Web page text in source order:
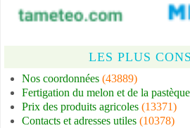
LES PLUS
Nos coordonnées (43889)
Fertigation du melon et de la pastèque
Prix des produits agricoles (13371)
Contacts et adresses utiles (10378)